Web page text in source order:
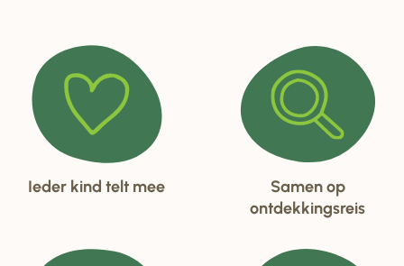
Ieder kind telt mee
Samen op
ontdekkingsreis